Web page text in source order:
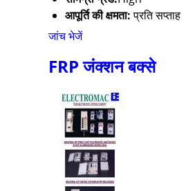
आपूर्ति की क्षमता:प्रति सप्ताह
जांच भेजें
FRP जंक्शन बक्से